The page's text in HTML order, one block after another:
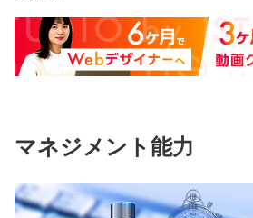
マネジメント能力